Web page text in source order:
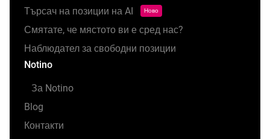
Търсач на позиции на AI Ново
Смятате, че мястото ви е сред нас?
Наблюдател за свободни позиции
Notino
За Notino
Blog
Контакти